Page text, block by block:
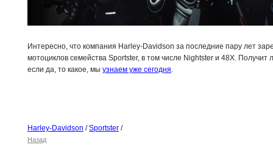
Интересно, что компания Harley-Davidson за последние пару лет
мотоциклов семейства Sportster, в том числе Nightster и 48X. Получит
если да, то какое, мы узнаем уже сегодня.
Harley-Davidson /Sportster /
Назад